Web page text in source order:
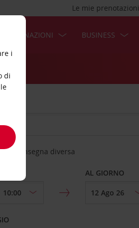
Le mie prenotazioni
DESTINAZIONI BUSINESS
riconsegna diversa
AL GIORNO
i
di